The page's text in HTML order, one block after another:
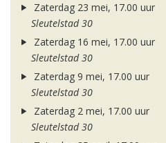
Zaterdag 23 mei, 17.00 uur
Sleutelstad 30
Zaterdag 16 mei, 17.00 uur
Sleutelstad 30
Zaterdag 9 mei, 17.00 uur
Sleutelstad 30
Zaterdag 2 mei, 17.00 uur
Sleutelstad 30